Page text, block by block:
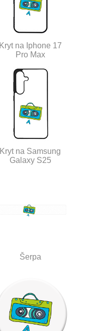
Kryt na Iphone 17
Pro Max
Kryt na Samsung
Galaxy S25
Šerpa